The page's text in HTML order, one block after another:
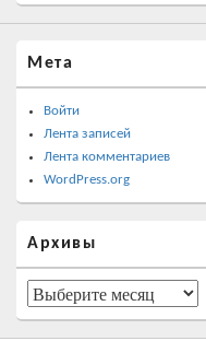
Мета
Войти
Лента записей
Лента комментариев
WordPress.org
Архивы
Архивы